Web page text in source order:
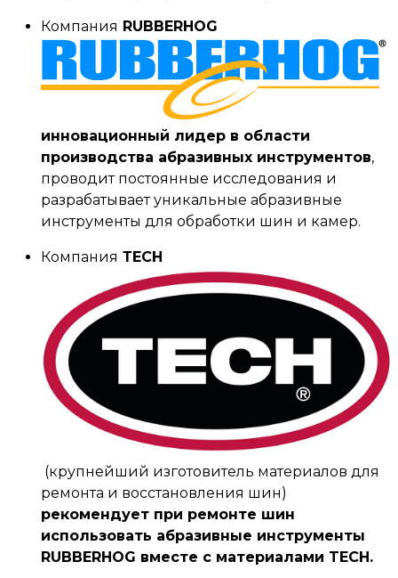
Компания RUBBERHOG
инновационный лидер в области
производства абразивных инструментов,
проводит постоянные исследования и
разрабатывает уникальные абразивные
инструменты для обработки шин и камер.
Компания ТЕСН
(крупнейший изготовитель материалов для
ремонта и восстановления шин)
рекомендует при ремонте шин
использовать абразивные инструменты
RUBBERHOG вместе с материалами TECH.